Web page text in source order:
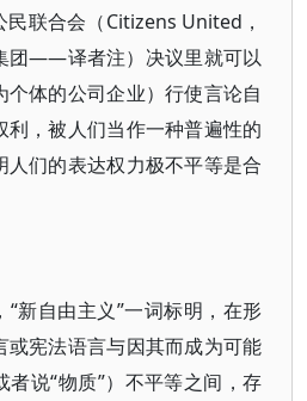
联合会（Citizens United，
团——译者注）决议里就可以
体的公司企业）行使言论自
利，被人们当作一种普遍性的
人们的表达权力极不平等是合
“新自由主义”一词标明，在形
或宪法语言与因其而成为可能
说“物质”）不平等之间，存